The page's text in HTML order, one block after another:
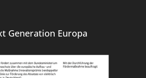
Generation Europa